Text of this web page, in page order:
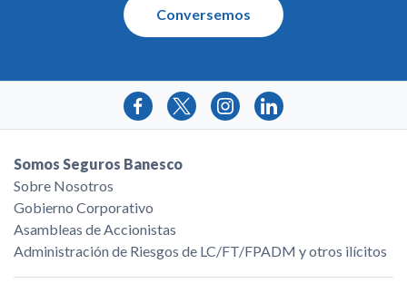
Conversemos
Somos Seguros Banesco
Sobre Nosotros
Gobierno Corporativo
Asambleas de Accionistas
Administración de Riesgos de LC/FT/FPADM y otros ilícitos